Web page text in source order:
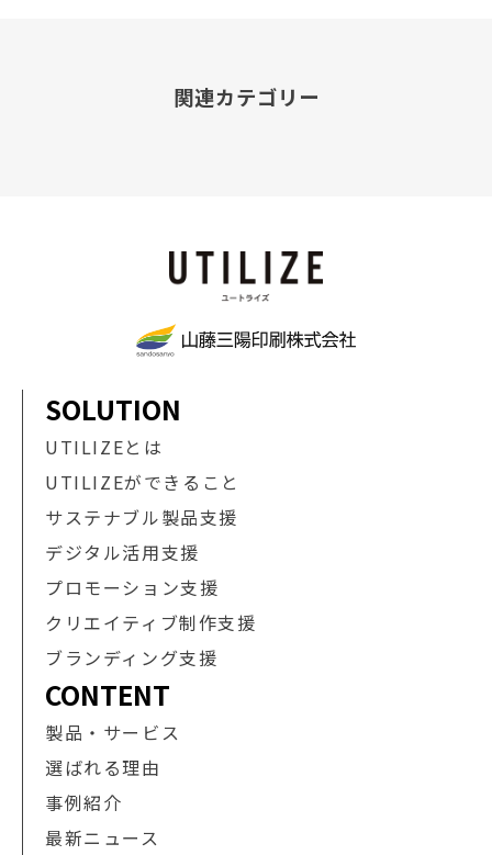
関連カテゴリー
SOLUTION
UTILIZEとは
UTILIZEができること
サステナブル製品支援
デジタル活用支援
プロモーション支援
クリエイティブ制作支援
ブランディング支援
CONTENT
製品・サービス
選ばれる理由
事例紹介
最新ニュース